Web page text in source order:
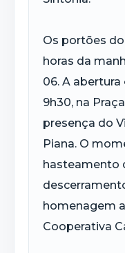
Os portões
horas da
06. A
9h30, na
presença do
Piana. O
hasteamento
homenagem
Cooperativa